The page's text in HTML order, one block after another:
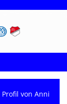
Profil von Anni